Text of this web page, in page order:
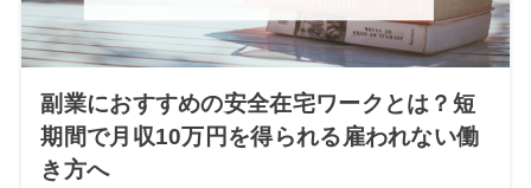
副業におすすめの安全在宅ワークとは？短
期間で月収10万円を得られる雇われない働
き方へ